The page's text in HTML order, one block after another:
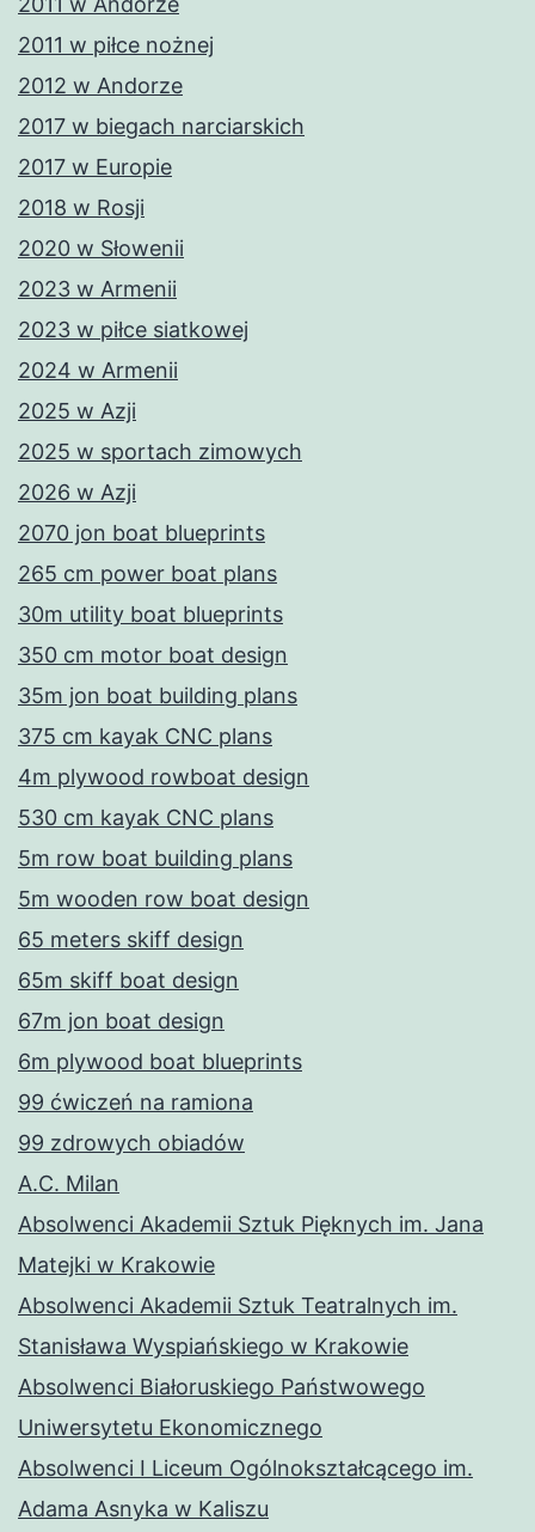
2011 w piłce nożnej
2012 w Andorze
2017 w biegach narciarskich
2017 w Europie
2018 w Rosji
2020 w Słowenii
2023 w Armenii
2023 w piłce siatkowej
2024 w Armenii
2025 w Azji
2025 w sportach zimowych
2026 w Azji
2070 jon boat blueprints
265 cm power boat plans
30m utility boat blueprints
350 cm motor boat design
35m jon boat building plans
375 cm kayak CNC plans
4m plywood rowboat design
530 cm kayak CNC plans
5m row boat building plans
5m wooden row boat design
65 meters skiff design
65m skiff boat design
67m jon boat design
6m plywood boat blueprints
99 ćwiczeń na ramiona
99 zdrowych obiadów
A.C. Milan
Absolwenci Akademii Sztuk Pięknych im. Jana
Matejki w Krakowie
Absolwenci Akademii Sztuk Teatralnych im.
Stanisława Wyspiańskiego w Krakowie
Absolwenci Białoruskiego Państwowego
Uniwersytetu Ekonomicznego
Absolwenci I Liceum Ogólnokształcącego im.
Adama Asnyka w Kaliszu